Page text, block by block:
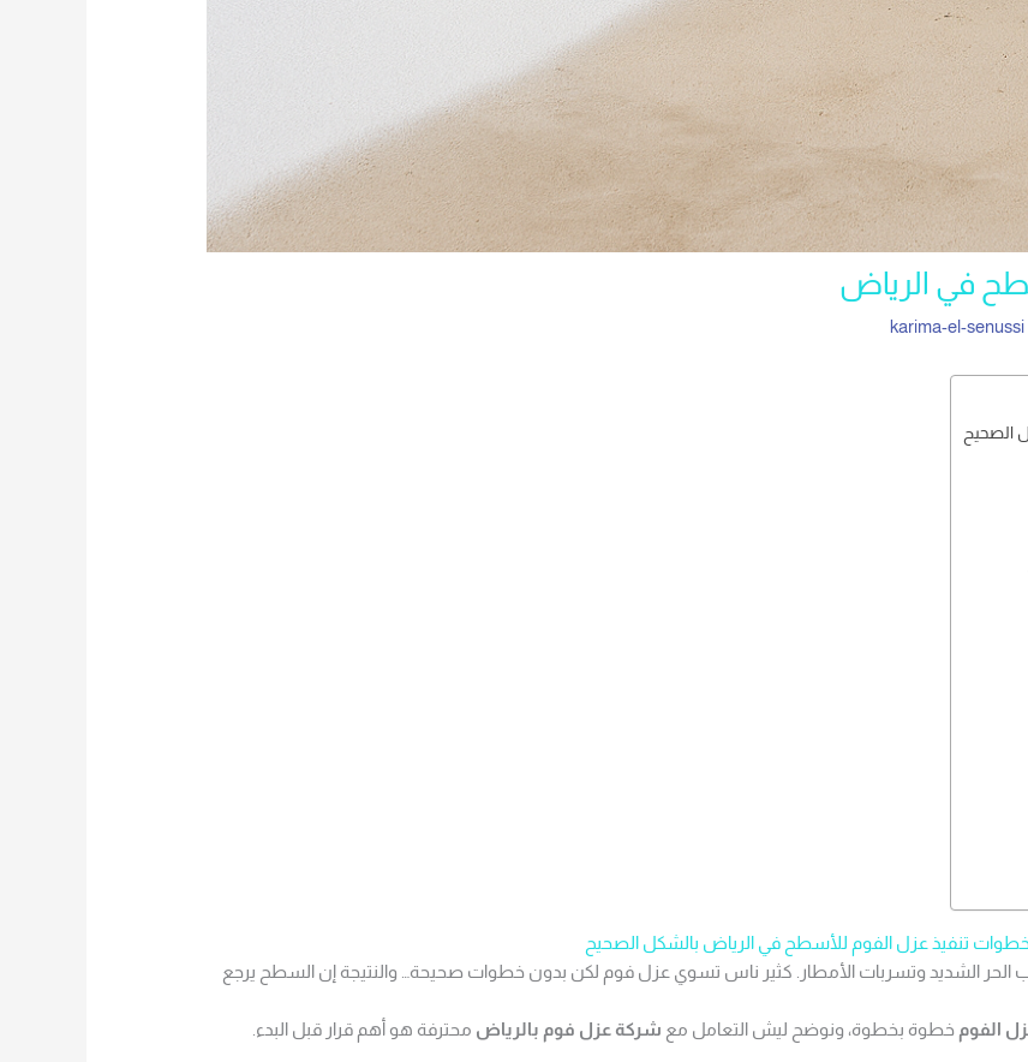
في الرياض
karima-el-senussi
الصحيح
تنفيذ عزل الفوم للأسطح في الرياض بالشكل الصحيح
الشديد وتسربات الأمطار. كثير ناس تسوي عزل فوم لكن بدون خطوات صحيحة… والنتيجة إن السطح يرجع
الفوم خطوة بخطوة، ونوضح ليش التعامل مع شركة عزل فوم بالرياض محترفة هو أهم قرار قبل البدء.